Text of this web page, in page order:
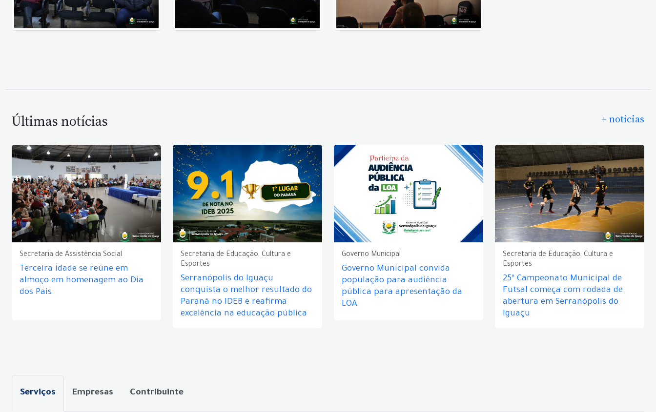
Últimas notícias + notícias
Secretaria de Assistência Social
Terceira idade se reúne em
almoço em homenagem ao Dia
dos Pais
Secretaria de Educação, Cultura e
Esportes
Serranópolis do Iguaçu
conquista o melhor resultado do
Paraná no IDEB e reafirma
excelência na educação pública
Governo Municipal
Governo Municipal convida
população para audiência
pública para apresentação da
LOA
Secretaria de Educação, Cultura e
Esportes
25º Campeonato Municipal de
Futsal começa com rodada de
abertura em Serranópolis do
Iguaçu
Serviços Empresas Contribuinte